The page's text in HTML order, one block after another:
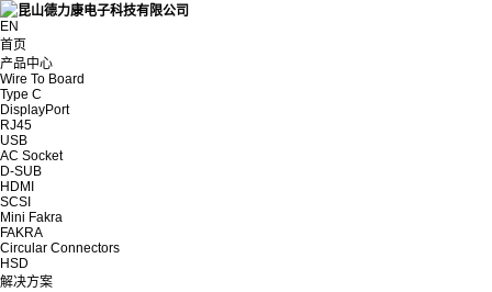
EN
首页
产品中心
Wire To Board
Type C
DisplayPort
RJ45
USB
AC Socket
D-SUB
HDMI
SCSI
Mini Fakra
FAKRA
Circular Connectors
HSD
解决方案